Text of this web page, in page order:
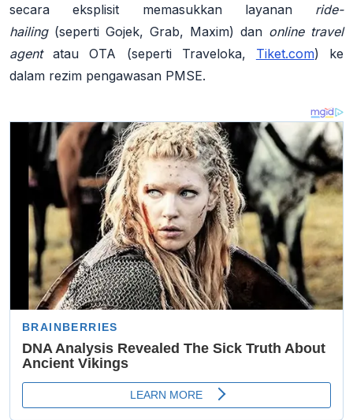
secara eksplisit memasukkan layanan ride-
hailing(seperti Gojek, Grab, Maxim) dan online travel
agentatau OTA (seperti Traveloka, Tiket.com) ke
dalam rezim pengawasan PMSE.